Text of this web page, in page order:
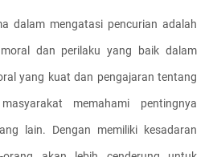
dalam mengatasi pencurian adalah
dan perilaku yang baik dalam
yang kuat dan pengajaran tentang
memahami pentingnya
lain. Dengan memiliki kesadaran